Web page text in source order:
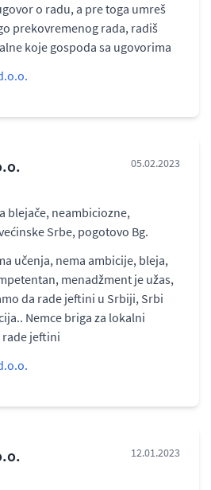
o radu, a pre toga umreš
prekovremenog rada, radiš
koje gospoda sa ugovorima
05.02.2023
blejače, neambiciozne,
Srbe, pogotovo Bg.
učenja, nema ambicije, bleja,
menadžment je užas,
da rade jeftini u Srbiji, Srbi
Nemce briga za lokalni
rade jeftini
12.01.2023